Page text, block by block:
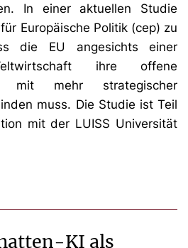
In einer aktuellen Studie
Europäische Politik (cep) zu
die EU angesichts einer
ihre offene
mit mehr strategischer
muss. Die Studie ist Teil
mit der LUISS Universität
KI als